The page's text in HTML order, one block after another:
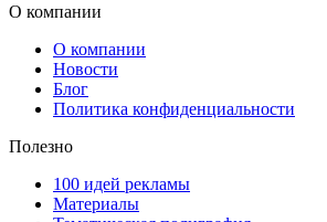
О компании
О компании
Новости
Блог
Политика конфиденциальности
Полезно
100 идей рекламы
Материалы